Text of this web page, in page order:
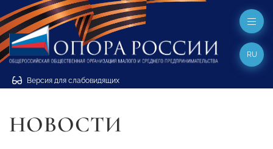
Версия для слабовидящих
RU
НОВОСТИ